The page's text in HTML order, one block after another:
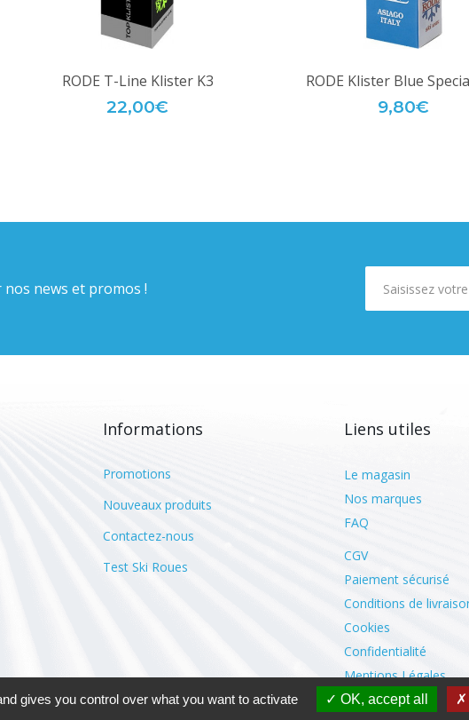
RODE T-Line Klister K3
22,00€
RODE Klister Blue
9,80€
news et promos !
Informations
Promotions
Nouveaux produits
Contactez-nous
Test Ski Roues
Liens utiles
Le magasin
Nos marques
FAQ
CGV
Paiement sécurisé
Conditions de
Cookies
Confidentialité
Mentions Légales
gives you control over what you want to activate OK, accept all